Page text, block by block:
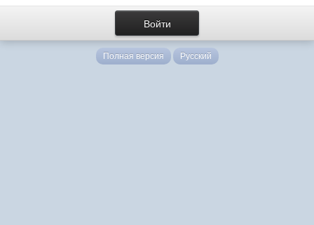
Полная версия Русский